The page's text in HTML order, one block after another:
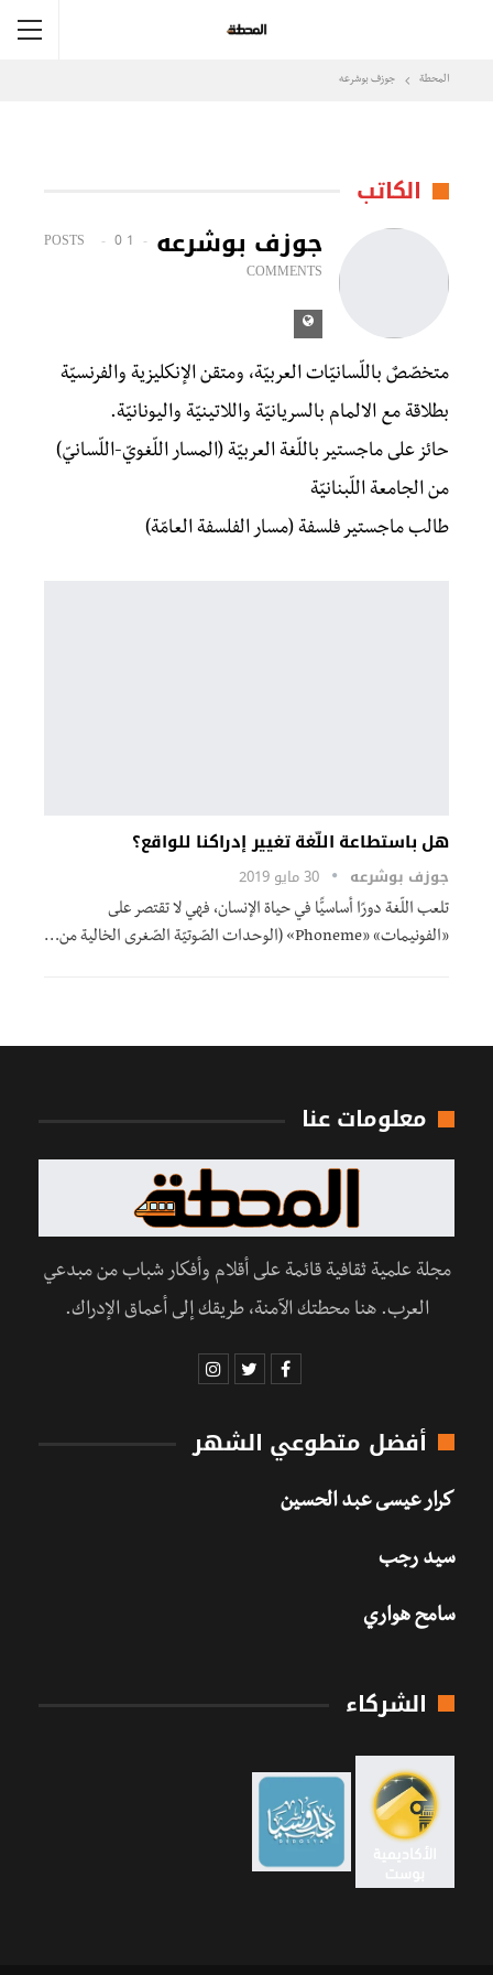
المحطة جوزف بوشرعه
الكاتب
جوزف بوشرعه 1 POSTS
0
COMMENTS
متخصّصٌ باللّسانيّات العربيّة، ومتقن الإنكليزية والفرنسيّة
بطلاقة مع الالمام بالسريانيّة واللاتينيّة واليونانيّة.
حائز على ماجستير باللّغة العربيّة (المسار اللّغويّ-اللّسانيّ)
من الجامعة اللّبنانيّة
طالب ماجستير فلسفة (مسار الفلسفة العامّة)
هل باستطاعة اللّغة تغيير إدراكنا للواقع؟
جوزف بوشرعه 30 مايو 2019
تلعب اللّغة دورًا أساسيًّا في حياة الإنسان، فهي لا تقتصر على
«الفونيمات» «Phoneme» (الوحدات الصّوتيّة الصّغرى الخالية من…
معلومات عنا
مجلة علمية ثقافية قائمة على أقلام وأفكار شباب من مبدعي
العرب. هنا محطتك الآمنة، طريقك إلى أعماق الإدراك.
أفضل متطوعي الشهر
كرار عيسى عبد الحسين
سيد رجب
سامح هواري
الشركاء